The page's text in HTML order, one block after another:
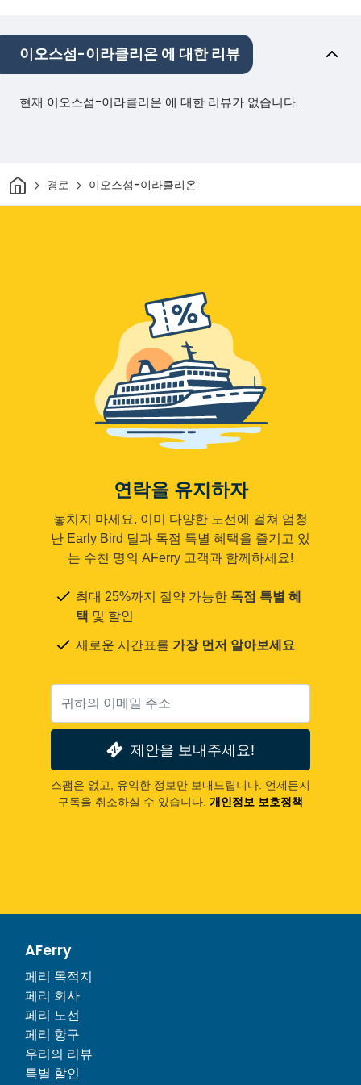
이오스섬-이라클리온 에 대한 리뷰
현재 이오스섬-이라클리온 에 대한 리뷰가 없습니다.
집 경로 이오스섬-이라클리온
연락을 유지하자
놓치지 마세요. 이미 다양한 노선에 걸쳐 엄청
난 Early Bird 딜과 독점 특별 혜택을 즐기고 있
는 수천 명의 AFerry 고객과 함께하세요!
최대 25%까지 절약 가능한 독점 특별 혜
택 및 할인
새로운 시간표를 가장 먼저 알아보세요
제안을 보내주세요!
스팸은 없고, 유익한 정보만 보내드립니다. 언제든지
구독을 취소하실 수 있습니다. 개인정보 보호정책
AFerry
페리 목적지
페리 회사
페리 노선
페리 항구
우리의 리뷰
특별 할인